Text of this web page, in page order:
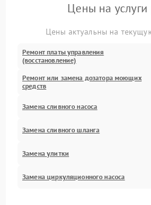
Цены на
Цены актуальны на
Ремонт платы управления
(восстановление)
Ремонт или замена дозатора моющих
средств
Замена сливного насоса
Замена сливного шланга
Замена улитки
Замена циркуляционного насоса